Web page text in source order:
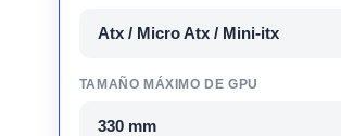
Atx / Micro Atx / Mini-itx
TAMAÑO MÁXIMO DE GPU
330 mm